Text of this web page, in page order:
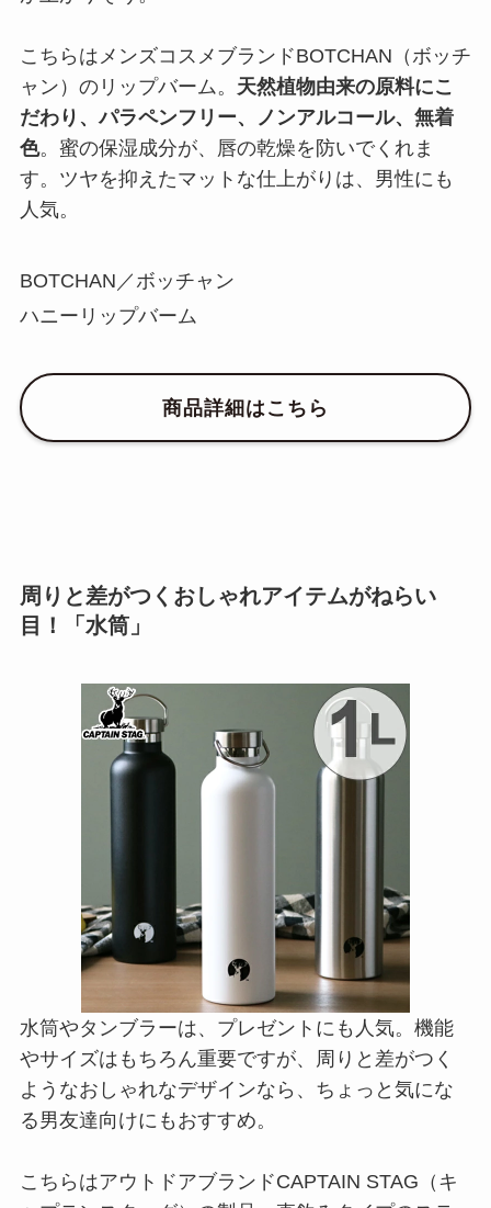
こちらはメンズコスメブランドBOTCHAN（ボッチ
ャン）のリップバーム。 天然植物由来の原料にこ
だわり、パラペンフリー、ノンアルコール、無着
色。蜜の保湿成分が、唇の乾燥を防いでくれま
す。ツヤを抑えたマットな仕上がりは、男性にも
人気。
BOTCHAN／ボッチャン
ハニーリップバーム
商品詳細はこちら
周りと差がつくおしゃれアイテムがねらい
目！「水筒」
水筒やタンブラーは、プレゼントにも人気。機能
やサイズはもちろん重要ですが、周りと差がつく
ようなおしゃれなデザインなら、ちょっと気にな
る男友達向けにもおすすめ。
こちらはアウトドアブランドCAPTAIN STAG（キ